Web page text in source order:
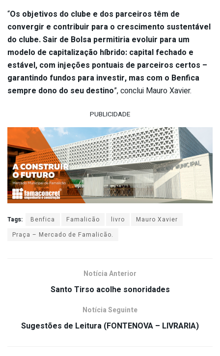
“Os objetivos do clube e dos parceiros têm de
convergir e contribuir para o crescimento sustentável
do clube. Sair de Bolsa permitiria evoluir para um
modelo de capitalização híbrido: capital fechado e
estável, com injeções pontuais de parceiros certos –
garantindo fundos para investir, mas com o Benfica
sempre dono do seu destino”, conclui Mauro Xavier.
PUBLICIDADE
Tags: Benfica Famalicão livro
Mauro Xavier
Praça – Mercado de Famalicão.
Notícia Anterior
Santo Tirso acolhe sonoridades
Notícia Seguinte
Sugestões de Leitura (FONTENOVA – LIVRARIA)